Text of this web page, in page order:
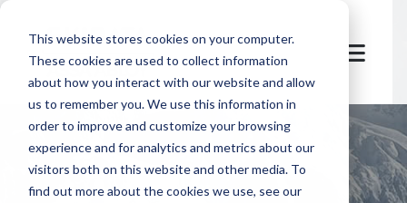
This website stores cookies on your computer.
These cookies are used to collect information
about how you interact with our website and allow
us to remember you. We use this information in
order to improve and customize your browsing
experience and for analytics and metrics about our
visitors both on this website and other media. To
find out more about the cookies we use, see our